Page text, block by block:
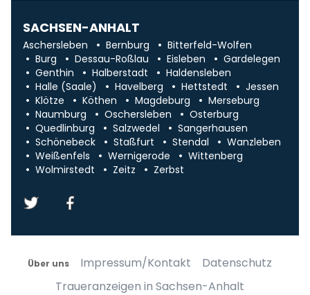
SACHSEN-ANHALT
Aschersleben Bernburg
Bitterfeld-Wolfen
Burg
Dessau-Roßlau Eisleben
Gardelegen
Genthin
Halberstadt
Haldensleben
Halle (Saale)
Havelberg Hettstedt
Jessen
Klötze
Köthen Magdeburg
Merseburg
Naumburg
Oschersleben
Osterburg
Quedlinburg
Salzwedel
Sangerhausen
Schönebeck
Staßfurt Stendal
Wanzleben
Weißenfels
Wernigerode
Wittenberg
Wolmirstedt
Zeitz Zerbst
Über uns Impressum/Kontakt
Datenschutz
Traueranzeigen in Sachsen-Anhalt